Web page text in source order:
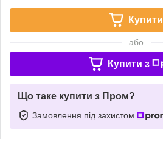
Купити
або
Купити з
Що таке купити з Пром?
Замовлення під захистом